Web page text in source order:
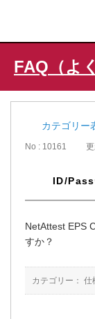
FAQ（よ
カテゴリー
No : 10161
ID/
NetAttest EPS
すか？
カテゴリー： 仕